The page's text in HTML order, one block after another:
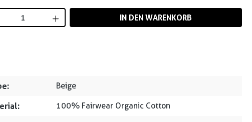
Anzahl: Gib den gewünschten Wert ein
IN DEN WARENKORB
Beige
100% Fairwear Organic Cotton